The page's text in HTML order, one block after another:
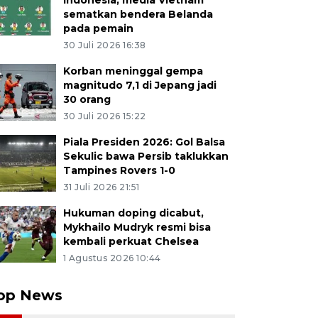
sematkan bendera Belanda
pada pemain
30 Juli 2026 16:38
Korban meninggal gempa
magnitudo 7,1 di Jepang jadi
30 orang
30 Juli 2026 15:22
Piala Presiden 2026: Gol Balsa
Sekulic bawa Persib taklukkan
Tampines Rovers 1-0
31 Juli 2026 21:51
Hukuman doping dicabut,
Mykhailo Mudryk resmi bisa
kembali perkuat Chelsea
1 Agustus 2026 10:44
News